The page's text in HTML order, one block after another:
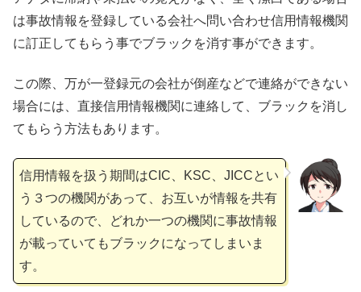
は事故情報を登録している会社へ問い合わせ信用情報機関
に訂正してもらう事でブラックを消す事ができます。
この際、万が一登録元の会社が倒産などで連絡ができない
場合には、直接信用情報機関に連絡して、ブラックを消し
てもらう方法もあります。
信用情報を扱う期間はCIC、KSC、JICCとい
う３つの機関があって、お互いが情報を共有
しているので、どれか一つの機関に事故情報
が載っていてもブラックになってしまいま
す。